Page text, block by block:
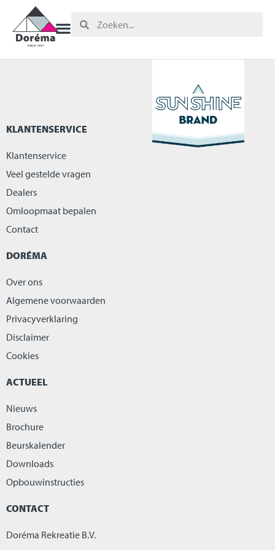
KLANTENSERVICE
Klantenservice
Veel gestelde vragen
Dealers
Omloopmaat bepalen
Contact
DORÉMA
Over ons
Algemene voorwaarden
Privacyverklaring
Disclaimer
Cookies
ACTUEEL
Nieuws
Brochure
Beurskalender
Downloads
Opbouwinstructies
CONTACT
Doréma Rekreatie B.V.